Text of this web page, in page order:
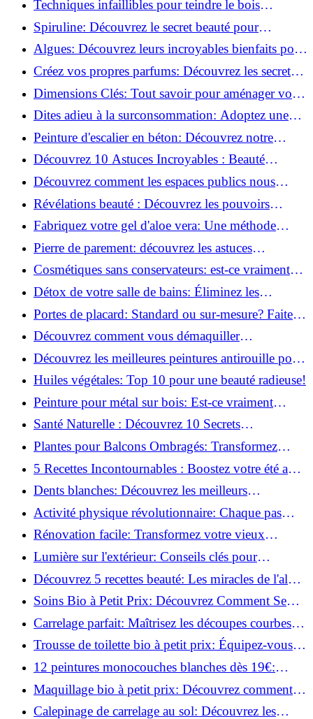
Techniques infaillibles pour teindre le bois
naturellement: Découvrez comment!
Spiruline: Découvrez le secret beauté pour
revitaliser les peaux fatiguées!
Algues: Découvrez leurs incroyables bienfaits pour
la santé et la beauté!
Créez vos propres parfums: Découvrez les secrets
de la fabrication artisanale!
Dimensions Clés: Tout savoir pour aménager votre
salle de bains!
Dites adieu à la surconsommation: Adoptez une
vie plus simple!
Peinture d'escalier en béton: Découvrez notre
tutoriel facile et rapide!
Découvrez 10 Astuces Incroyables : Beauté
Naturelle avec le Concombre !
Découvrez comment les espaces publics nous
incitent à être plus actifs : Révélations surprenantes!
Révélations beauté : Découvrez les pouvoirs
insoupçonnés du concombre!
Fabriquez votre gel d'aloe vera: Une méthode
simple et rapide à la maison!
Pierre de parement: découvrez les astuces
infaillibles pour un nettoyage parfait!
Cosmétiques sans conservateurs: est-ce vraiment
possible?
Détox de votre salle de bains: Éliminez les
ingrédients nocifs dès maintenant!
Portes de placard: Standard ou sur-mesure? Faites
le meilleur choix!
Découvrez comment vous démaquiller
naturellement: Astuces et secrets révélés!
Découvrez les meilleures peintures antirouille pour
le fer: Top 12 analysé!
Huiles végétales: Top 10 pour une beauté radieuse!
Peinture pour métal sur bois: Est-ce vraiment
possible?
Santé Naturelle : Découvrez 10 Secrets
Incontournables pour un Bien-être Optimal!
Plantes pour Balcons Ombragés: Transformez
votre Terrasse en Oasis Verte!
5 Recettes Incontournables : Boostez votre été avec
des huiles essentielles!
Dents blanches: Découvrez les meilleurs
ingrédients naturels!
Activité physique révolutionnaire: Chaque pas
compte pour votre santé!
Rénovation facile: Transformez votre vieux
parquet irrégulier en un clin d'œil!
Lumière sur l'extérieur: Conseils clés pour
concevoir et installer votre éclairage!
Découvrez 5 recettes beauté: Les miracles de l'aloe
vera pour votre peau!
Soins Bio à Petit Prix: Découvrez Comment Se
Chouchouter Pour Moins de 35€!
Carrelage parfait: Maîtrisez les découpes courbes
facilement!
Trousse de toilette bio à petit prix: Équipez-vous
pour moins de 25€!
12 peintures monocouches blanches dès 19€:
Découvrez les meilleures offres!
Maquillage bio à petit prix: Découvrez comment
s'équiper pour moins de 50€!
Calepinage de carrelage au sol: Découvrez les